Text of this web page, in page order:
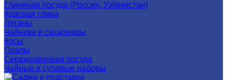
Глиняная посуда (Россия, Узбекистан)
Красная глина
Ляганы
Чайники и сахарницы
Косы
Пиалы
Сервировочная посуда
Чайные и суповые наборы